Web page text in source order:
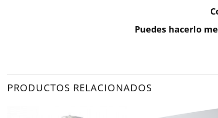
Puedes hacerlo
PRODUCTOS RELACIONADOS